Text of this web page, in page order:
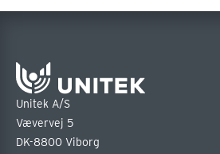
Unitek A/S
Vævervej 5
DK-8800 Viborg